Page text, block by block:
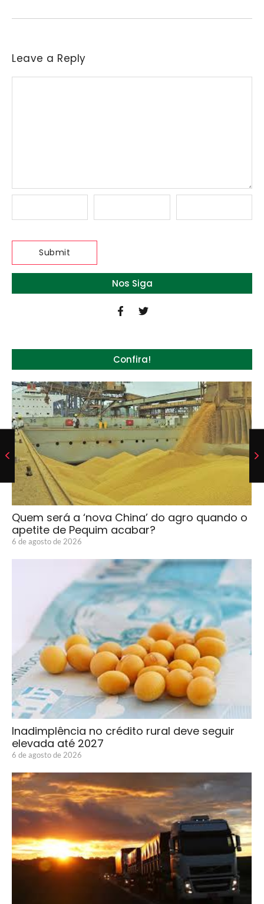
Leave a Reply
Nos Siga
Confira!
Quem será a ‘nova China’ do agro quando o
apetite de Pequim acabar?
6 de agosto de 2026
Inadimplência no crédito rural deve seguir
elevada até 2027
6 de agosto de 2026